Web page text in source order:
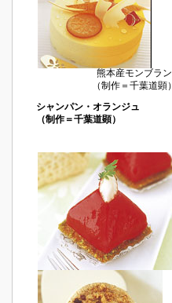
熊本産モンブラン
（制作＝千葉道顕）
シャンパン・オランジュ
（制作＝千葉道顕）